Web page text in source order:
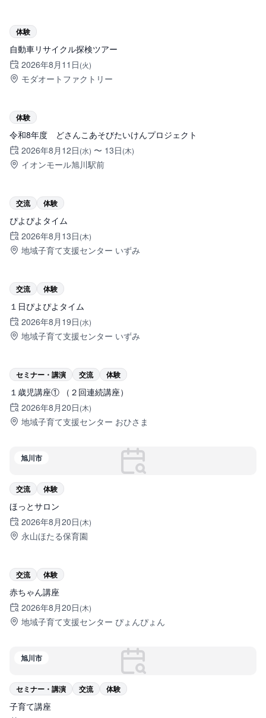
旭川市
体験
自動車リサイクル探検ツアー
2026年8月11日(火)
モダオートファクトリー
旭川市
体験
令和8年度 どさんこあそびたいけんプロジェクト
2026年8月12日(水) 〜 13日(木)
イオンモール旭川駅前
旭川市
交流 体験
ぴよぴよタイム
2026年8月13日(木)
地域子育て支援センター いずみ
旭川市
交流 体験
１日ぴよぴよタイム
2026年8月19日(水)
地域子育て支援センター いずみ
旭川市
セミナー・講演 交流 体験
１歳児講座① （２回連続講座）
2026年8月20日(木)
地域子育て支援センター おひさま
旭川市
交流 体験
ほっとサロン
2026年8月20日(木)
永山ほたる保育園
旭川市
交流 体験
赤ちゃん講座
2026年8月20日(木)
地域子育て支援センター ぴょんぴょん
旭川市
セミナー・講演 交流 体験
子育て講座